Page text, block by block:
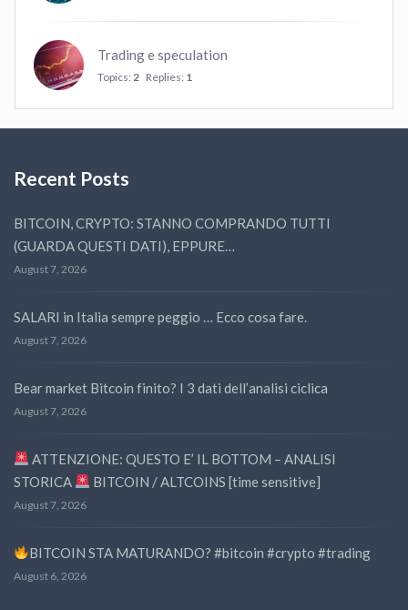
Trading e speculation
Topics: 2 Replies: 1
Recent Posts
BITCOIN, CRYPTO: STANNO COMPRANDO TUTTI
(GUARDA QUESTI DATI), EPPURE…
August 7, 2026
SALARI in Italia sempre peggio … Ecco cosa fare.
August 7, 2026
Bear market Bitcoin finito? I 3 dati dell’analisi ciclica
August 7, 2026
ATTENZIONE: QUESTO E’ IL BOTTOM – ANALISI
STORICA
BITCOIN / ALTCOINS [time sensitive]
August 7, 2026
BITCOIN STA MATURANDO? #bitcoin #crypto #trading
August 6, 2026